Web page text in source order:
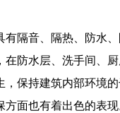
隔音、隔热、防水
防水层、洗手间、
保持建筑内部环境的
面也有着出色的表